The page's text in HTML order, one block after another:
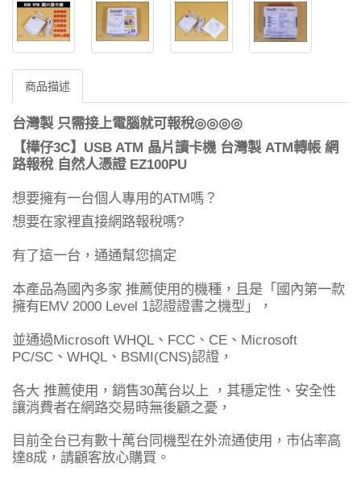
商品描述
台灣製 只需接上電腦就可報稅◎◎◎◎
【樺仔3C】 USB ATM 晶片讀卡機 台灣製 ATM轉帳 網
路報稅 自然人憑證EZ100PU
想要擁有一台個人專用的ATM嗎？
想要在家裡直接網路報稅嗎?
有了這一台，通通幫您搞定
本產品為國內多家 推薦使用的機種，且是「國內第一款
擁有EMV 2000 Level 1認證證書之機型」，
並通過Microsoft WHQL 、 FCC 、 CE 、 Microsoft
PC/SC 、 WHQL 、 BSMI(CNS)認證，
各大 推薦使用，銷售30萬台以上
，其穩定性、安全性
讓消費者在網路交易時無後顧之憂，
目前全台已有數十萬台同機型在外流通使用，市佔率高
達8成，請顧客放心購買。